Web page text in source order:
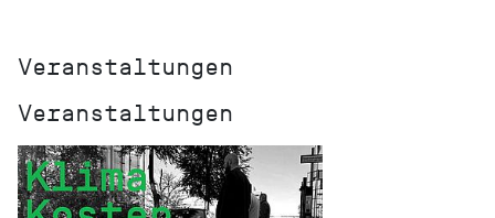
Veranstaltungen
Veranstaltungen